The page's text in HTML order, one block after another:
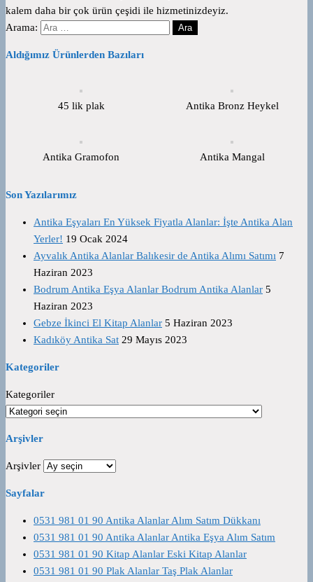
kalem daha bir çok ürün çeşidi ile hizmetinizdeyiz.
Arama:
Aldığımız Ürünlerden Bazıları
45 lik plak Antika Bronz Heykel
Antika Gramofon Antika Mangal
Son Yazılarımız
Antika Eşyaları En Yüksek Fiyatla Alanlar: İşte Antika Alan
Yerler! 19 Ocak 2024
Ayvalık Antika Alanlar Balıkesir de Antika Alımı Satımı 7
Haziran 2023
Bodrum Antika Eşya Alanlar Bodrum Antika Alanlar 5
Haziran 2023
Gebze İkinci El Kitap Alanlar 5 Haziran 2023
Kadıköy Antika Sat 29 Mayıs 2023
Kategoriler
Kategoriler
Arşivler
Arşivler
Sayfalar
0531 981 01 90 Antika Alanlar Alım Satım Dükkanı
0531 981 01 90 Antika Alanlar Antika Eşya Alım Satım
0531 981 01 90 Kitap Alanlar Eski Kitap Alanlar
0531 981 01 90 Plak Alanlar Taş Plak Alanlar